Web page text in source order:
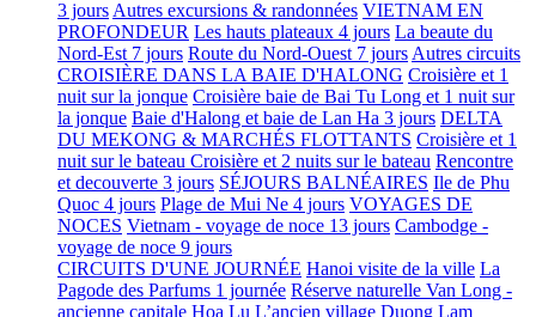
3 jours Autres excursions & randonnées VIETNAM EN
PROFONDEUR Les hauts plateaux 4 jours La beaute du
Nord-Est 7 jours Route du Nord-Ouest 7 jours Autres circuits
CROISIÈRE DANS LA BAIE D'HALONG Croisière et 1
nuit sur la jonque Croisière baie de Bai Tu Long et 1 nuit sur
la jonque Baie d'Halong et baie de Lan Ha 3 jours DELTA
DU MEKONG & MARCHÉS FLOTTANTS Croisière et 1
nuit sur le bateau Croisière et 2 nuits sur le bateau Rencontre
et decouverte 3 jours SÉJOURS BALNÉAIRES Ile de Phu
Quoc 4 jours Plage de Mui Ne 4 jours VOYAGES DE
NOCES Vietnam - voyage de noce 13 jours Cambodge -
voyage de noce 9 jours
CIRCUITS D'UNE JOURNÉE Hanoi visite de la ville La
Pagode des Parfums 1 journée Réserve naturelle Van Long -
ancienne capitale Hoa Lu L’ancien village Duong Lam